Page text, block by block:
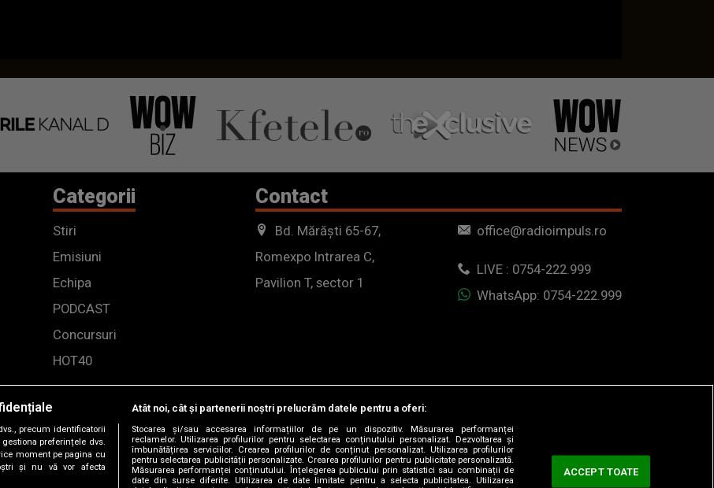
Categorii
Stiri
Emisiuni
Echipa
PODCAST
Concursuri
HOT40
Contact
Bd. Mărăști 65-67,
Romexpo Intrarea C,
Pavilion T, sector 1
office@radioimpuls.ro
LIVE : 0754-222.999
WhatsApp: 0754-222.999
precum identificatorii
preferințele dvs.
moment pe pagina cu
și nu vă vor afecta
Atât noi, cât și partenerii noștri prelucrăm datele pentru a oferi:
Stocarea și/sau accesarea informațiilor de pe un dispozitiv. Măsurarea performanței
reclamelor. Utilizarea profilurilor pentru selectarea conținutului personalizat. Dezvoltarea și
îmbunătățirea serviciilor. Crearea profilurilor de conținut personalizat. Utilizarea profilurilor
pentru selectarea publicității personalizate. Crearea profilurilor pentru publicitate personalizată.
Măsurarea performanței conținutului. Înțelegerea publicului prin statistici sau combinații de
date din surse diferite. Utilizarea de date limitate pentru a selecta publicitatea. Utilizarea
ACCEPT TOATE